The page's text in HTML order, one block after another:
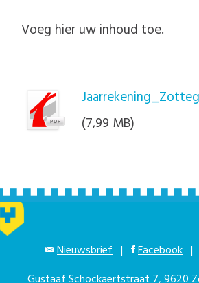
Voeg hier uw inhoud toe.
(7,99 MB)
Nieuwsbrief | Facebook |